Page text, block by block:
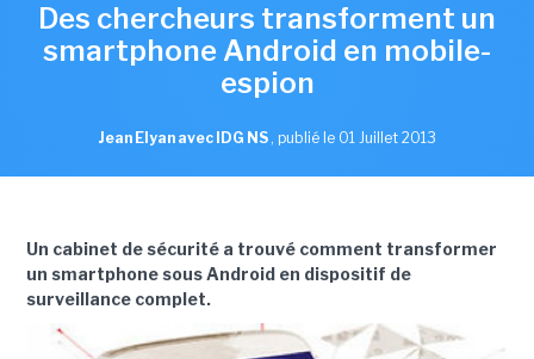
Des chercheurs transforment un
smartphone Android en mobile-
espion
Jean Elyan avec IDG NS , publié le 01 Juillet 2013
Un cabinet de sécurité a trouvé comment transformer
un smartphone sous Android en dispositif de
surveillance complet.